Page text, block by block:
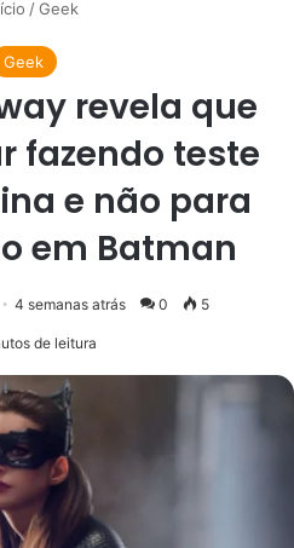
/Geek
Geek
revela que
fazendo teste
e não para
em Batman
4 semanas atrás 0 5
de leitura